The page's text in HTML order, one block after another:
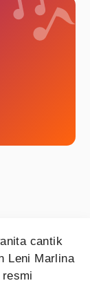
cantik
Leni Marlina